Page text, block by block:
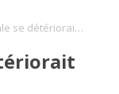
La santé mentale se détériorait bien avant la pandémie